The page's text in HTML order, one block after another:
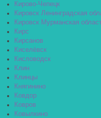
Кирово-Чепецк
Кировск Ленинградская
Кировск Мурманская
Кирс
Кирсанов
Киселёвск
Кисловодск
Клин
Клинцы
Княгинино
Ковдор
Ковров
Ковылкино